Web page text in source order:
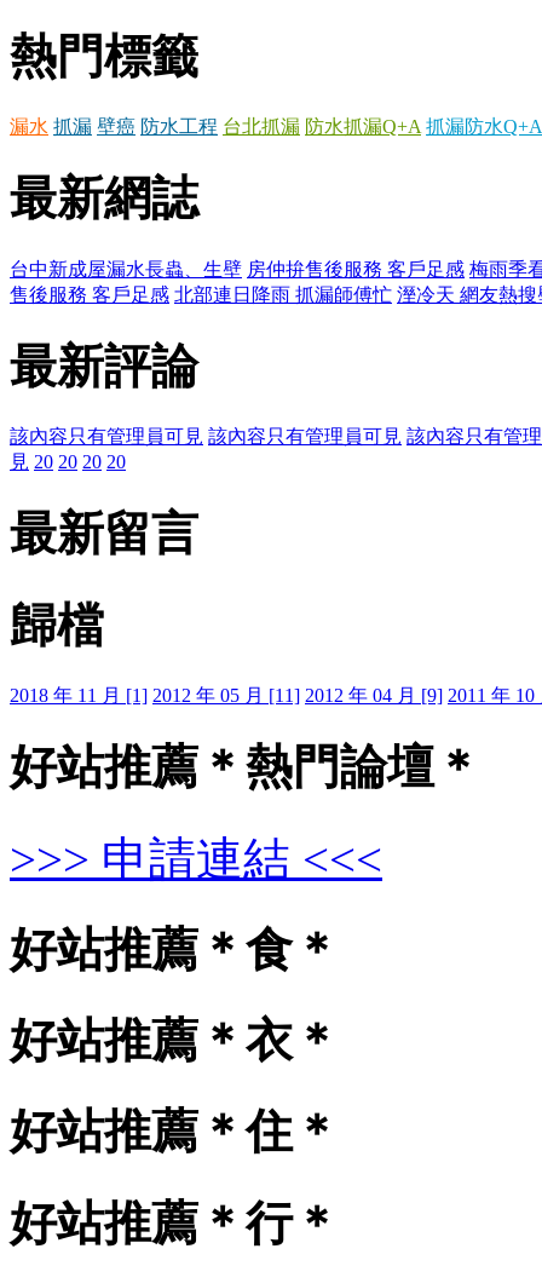
熱門標籤
漏水 抓漏 壁癌 防水工程 台北抓漏 防水抓漏Q+A 抓漏防水Q+A
最新網誌
台中新成屋漏水長蟲、生壁 房仲拚售後服務 客戶足感 梅雨季
售後服務 客戶足感 北部連日降雨 抓漏師傅忙 溼冷天 網友熱
最新評論
該內容只有管理員可見 該內容只有管理員可見 該內容只有管
見 20 20 20 20
最新留言
歸檔
2018 年 11 月 [1] 2012 年 05 月 [11] 2012 年 04 月 [9] 2011 年 10
好站推薦＊熱門論壇＊
>>> 申請連結 <<<
好站推薦＊食＊
好站推薦＊衣＊
好站推薦＊住＊
好站推薦＊行＊